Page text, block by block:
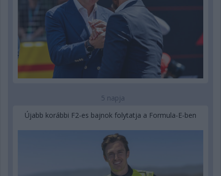
5 napja
Újabb korábbi F2-es bajnok folytatja a Formula-E-ben